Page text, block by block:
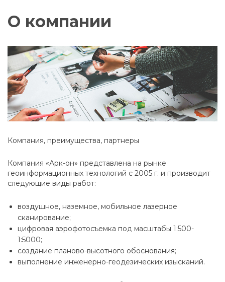
О компании
Компания, преимущества, партнеры
Компания «Арк-он» представлена на рынке
геоинформационных технологий с 2005 г. и производит
следующие виды работ:
воздушное, наземное, мобильное лазерное
сканирование;
цифровая аэрофотосъемка под масштабы 1:500-
1:5000;
создание планово-высотного обоснования;
выполнение инженерно-геодезических изысканий.